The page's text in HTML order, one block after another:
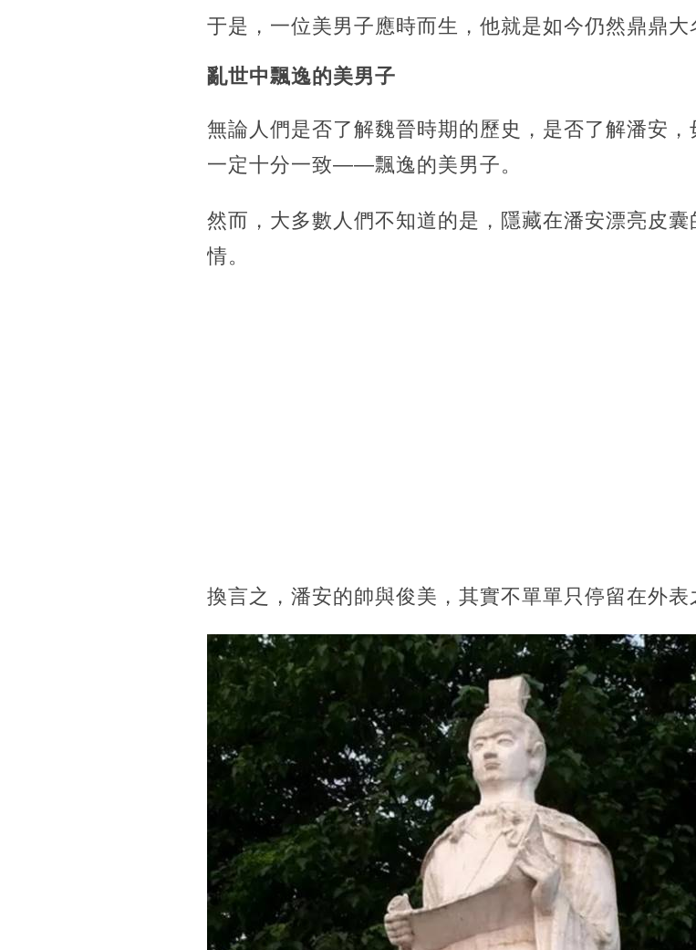
于是，一位美男子應時而生，他就是如今仍然鼎鼎大
亂世中飄逸的美男子
無論人們是否了解魏晉時期的歷史，是否了解潘安
一定十分一致——飄逸的美男子。
然而，大多數人們不知道的是，隱藏在潘安漂亮皮
情。
換言之，潘安的帥與俊美，其實不單單只停留在外表